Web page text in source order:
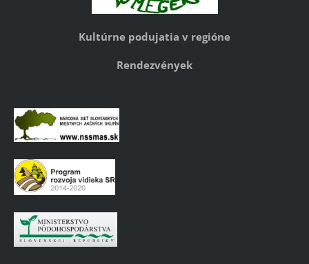
Kultúrne podujatia v regióne
Rendezvények